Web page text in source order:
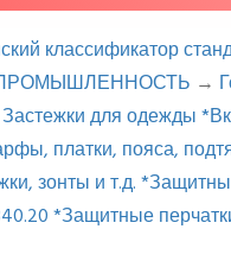
классификатор
→
для одежды
платки, пояса,
зонты и т.д.
*Защитные